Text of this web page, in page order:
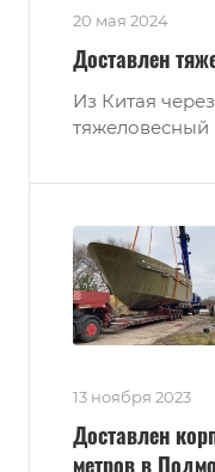
20 мая 2024
Доставлен
Из Китая
тяжеловесный
13 ноября 2023
Доставлен
метров в